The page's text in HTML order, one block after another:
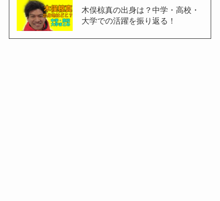
木俣椋真の出身は？中学・高校・
大学での活躍を振り返る！